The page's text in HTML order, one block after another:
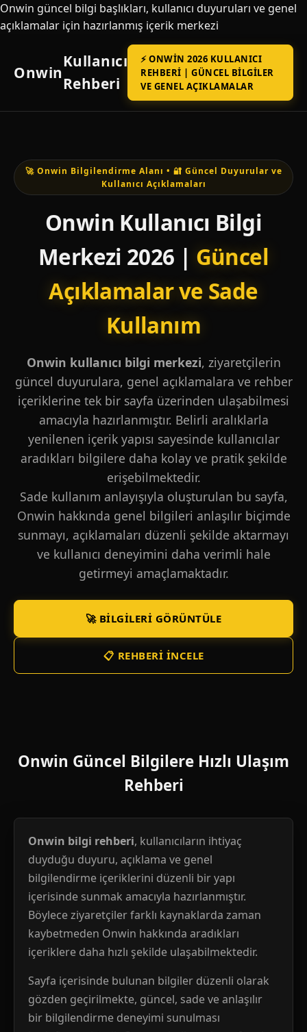
Onwin güncel bilgi başlıkları, kullanıcı duyuruları ve genel
açıklamalar için hazırlanmış içerik merkezi
Onwin
Kullanıcı
Rehberi
⚡ ONWIN 2026 KULLANICI
REHBERI | GÜNCEL BILGILER
VE GENEL AÇIKLAMALAR
🚀 Onwin Bilgilendirme Alanı • 🔐 Güncel Duyurular ve
Kullanıcı Açıklamaları
Onwin Kullanıcı Bilgi
Merkezi 2026 | Güncel
Açıklamalar ve Sade
Kullanım
Onwin kullanıcı bilgi merkezi, ziyaretçilerin
güncel duyurulara, genel açıklamalara ve rehber
içeriklerine tek bir sayfa üzerinden ulaşabilmesi
amacıyla hazırlanmıştır. Belirli aralıklarla
yenilenen içerik yapısı sayesinde kullanıcılar
aradıkları bilgilere daha kolay ve pratik şekilde
erişebilmektedir.
Sade kullanım anlayışıyla oluşturulan bu sayfa,
Onwin hakkında genel bilgileri anlaşılır biçimde
sunmayı, açıklamaları düzenli şekilde aktarmayı
ve kullanıcı deneyimini daha verimli hale
getirmeyi amaçlamaktadır.
🚀 BILGILERI GÖRÜNTÜLE
📋 REHBERI İNCELE
Onwin Güncel Bilgilere Hızlı Ulaşım
Rehberi
Onwin bilgi rehberi, kullanıcıların ihtiyaç
duyduğu duyuru, açıklama ve genel
bilgilendirme içeriklerini düzenli bir yapı
içerisinde sunmak amacıyla hazırlanmıştır.
Böylece ziyaretçiler farklı kaynaklarda zaman
kaybetmeden Onwin hakkında aradıkları
içeriklere daha hızlı şekilde ulaşabilmektedir.
Sayfa içerisinde bulunan bilgiler düzenli olarak
gözden geçirilmekte, güncel, sade ve anlaşılır
bir bilgilendirme deneyimi sunulması